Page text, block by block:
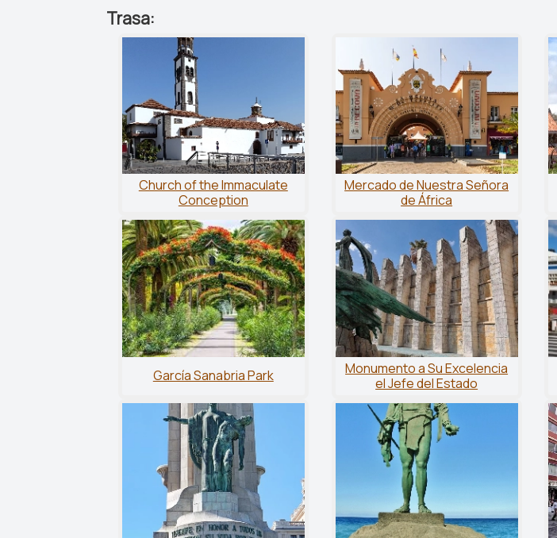
Trasa:
Church of the Immaculate
Conception
Mercado de Nuestra Señora
de África
García Sanabria Park
Monumento a Su Excelencia
el Jefe del Estado